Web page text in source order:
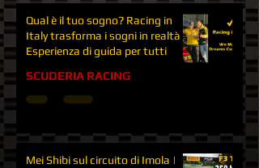
Qual è il tuo sogno? Racing in
Italy trasforma i sogni in realtà |
Esperienza di guida per tutti
SCUDERIA RACING
Mei Shibi sul circuito di Imola |